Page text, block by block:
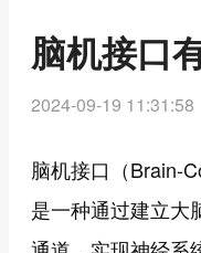
脑机接口
2024-09-19
脑机接口（Brain-
是一种通过建立大